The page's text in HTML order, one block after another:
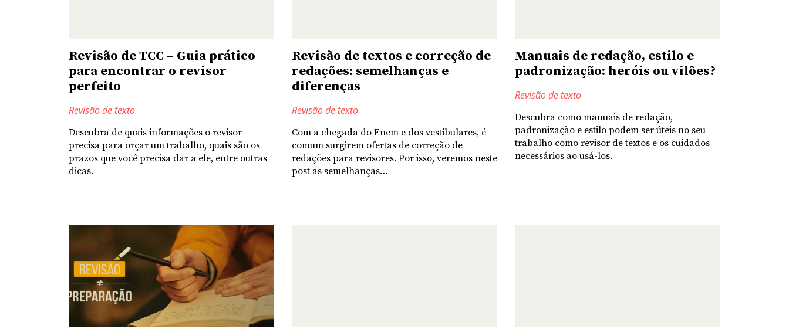
Revisão de TCC – Guia prático
para encontrar o revisor
perfeito
Revisão de texto
Descubra de quais informações o revisor
precisa para orçar um trabalho, quais são os
prazos que você precisa dar a ele, entre outras
dicas.
Revisão de textos e correção de
redações: semelhanças e
diferenças
Revisão de texto
Com a chegada do Enem e dos vestibulares, é
comum surgirem ofertas de correção de
redações para revisores. Por isso, veremos neste
post as semelhanças…
Manuais de redação, estilo e
padronização: heróis ou vilões?
Revisão de texto
Descubra como manuais de redação,
padronização e estilo podem ser úteis no seu
trabalho como revisor de textos e os cuidados
necessários ao usá-los.